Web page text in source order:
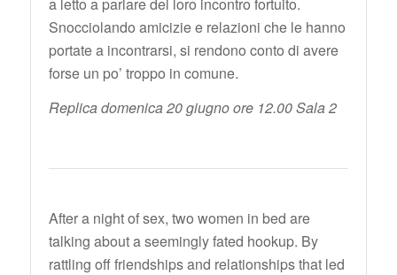
Snocciolando amicizie e relazioni che le hanno
portate a incontrarsi, si rendono conto di avere
forse un po’ troppo in comune.
Replica domenica 20 giugno ore 12.00 Sala 2
After a night of sex, two women in bed are
talking about a seemingly fated hookup. By
rattling off friendships and relationships that led